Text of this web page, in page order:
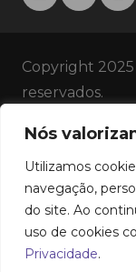
Nós
Utilizamos
navegação,
do site. Ao
uso de cookies
Privacidade.
Copyright 2025
reservados.